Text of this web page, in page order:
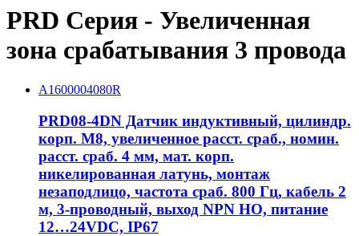
PRD Серия - Увеличенная
зона срабатывания 3 провода
A1600004080R
PRD08-4DN Датчик индуктивный, цилиндр.
корп. M8, увеличенное расст. сраб., номин.
расст. сраб. 4 мм, мат. корп.
никелированная латунь, монтаж
незаподлицо, частота сраб. 800 Гц, кабель 2
м, 3-проводный, выход NPN НО, питание
12…24VDC, IP67